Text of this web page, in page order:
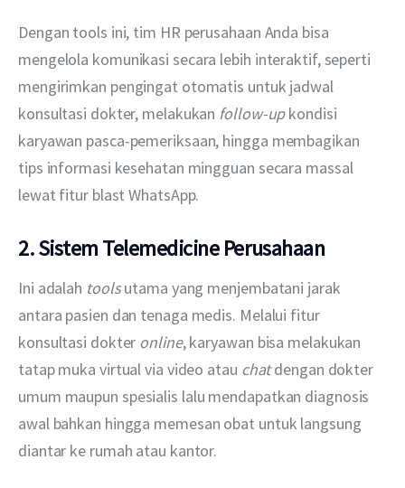
Dengan tools ini, tim HR perusahaan Anda bisa
mengelola komunikasi secara lebih interaktif, seperti
mengirimkan pengingat otomatis untuk jadwal
konsultasi dokter, melakukan follow-up kondisi
karyawan pasca-pemeriksaan, hingga membagikan
tips informasi kesehatan mingguan secara massal
lewat fitur blast WhatsApp.
2. Sistem Telemedicine Perusahaan
Ini adalah tools utama yang menjembatani jarak
antara pasien dan tenaga medis. Melalui fitur
konsultasi dokter online, karyawan bisa melakukan
tatap muka virtual via video atau chat dengan dokter
umum maupun spesialis lalu mendapatkan diagnosis
awal bahkan hingga memesan obat untuk langsung
diantar ke rumah atau kantor.